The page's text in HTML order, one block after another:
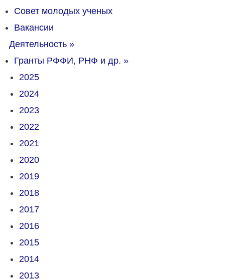
Совет молодых ученых
Вакансии
Деятельность »
Гранты РФФИ, РНФ и др. »
2025
2024
2023
2022
2021
2020
2019
2018
2017
2016
2015
2014
2013